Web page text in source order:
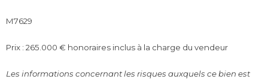
M7629
Prix : 265.000 € honoraires inclus à la charge du vendeur
Les informations concernant les risques auxquels ce bien est